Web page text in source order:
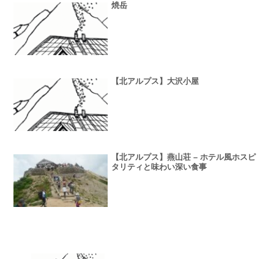
焼岳
【北アルプス】大沢小屋
【北アルプス】燕山荘 – ホテル風ホスピ
タリティと味わい深い食事